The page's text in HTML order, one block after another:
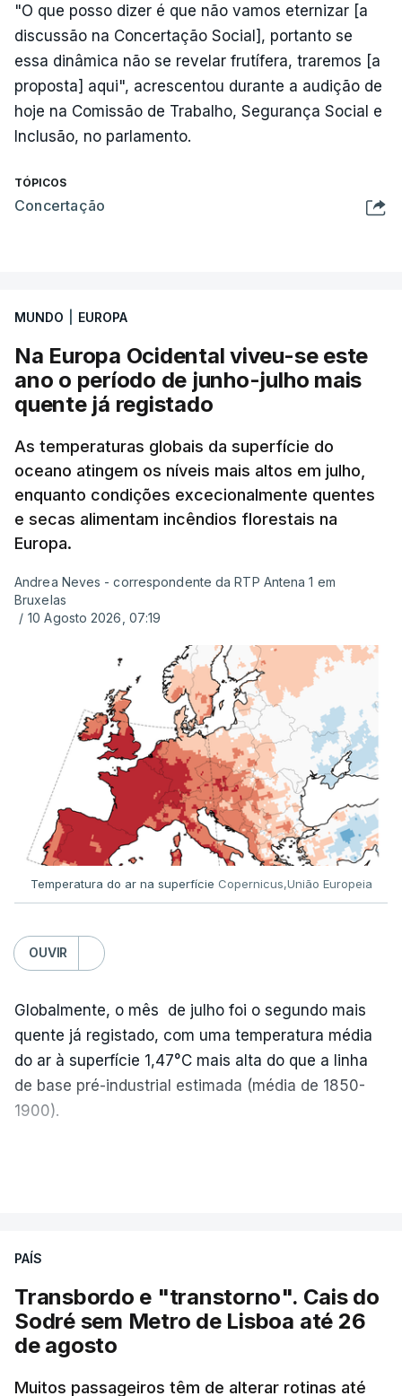
"O que posso dizer é que não vamos eternizar [a
discussão na Concertação Social], portanto se
essa dinâmica não se revelar frutífera, traremos [a
proposta] aqui", acrescentou durante a audição de
hoje na Comissão de Trabalho, Segurança Social e
Inclusão, no parlamento.
TÓPICOS
Concertação
MUNDO EUROPA
Na Europa Ocidental viveu-se este
ano o período de junho-julho mais
quente já registado
As temperaturas globais da superfície do
oceano atingem os níveis mais altos em julho,
enquanto condições excecionalmente quentes
e secas alimentam incêndios florestais na
Europa.
Andrea Neves - correspondente da RTP Antena 1 em
Bruxelas
/ 10 Agosto 2026, 07:19
Temperatura do ar na superfície Copernicus,União Europeia
OUVIR
Globalmente, o mês de julho foi o segundo mais
quente já registado, com uma temperatura média
do ar à superfície 1,47°C mais alta do que a linha
de base pré-industrial estimada (média de 1850-
1900).
excecional de calor extremo neste verão.
Embora estas tenham sido menos intensas do que
as ondas de calor de junho, a sequência geral de
ondas de calor desde maio permanece excecional
para a região.
PAÍS
Transbordo e "transtorno". Cais do
Sodré sem Metro de Lisboa até 26
de agosto
Muitos passageiros têm de alterar rotinas até